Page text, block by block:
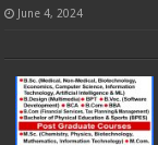
June 4, 2024